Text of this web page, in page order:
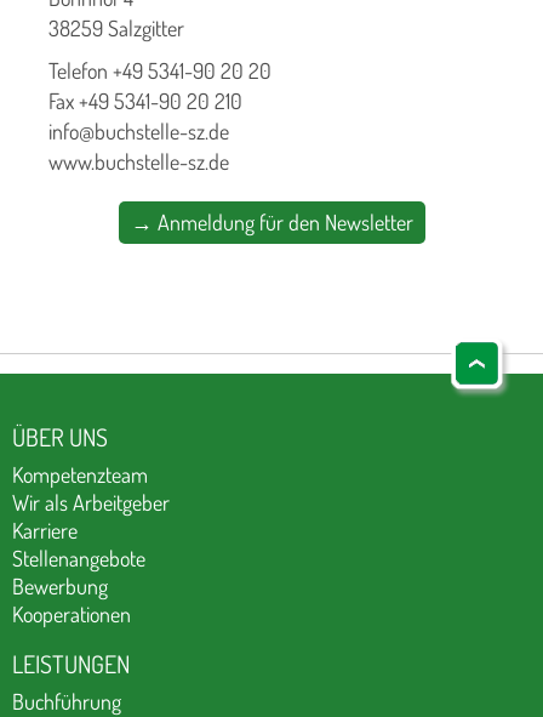
38259 Salzgitter
Telefon +49 5341-90 20 20
Fax +49 5341-90 20 210
info@buchstelle-sz.de
www.buchstelle-sz.de
→ Anmeldung für den Newsletter
ÜBER UNS
Kompetenzteam
Wir als Arbeitgeber
Karriere
Stellenangebote
Bewerbung
Kooperationen
LEISTUNGEN
Buchführung